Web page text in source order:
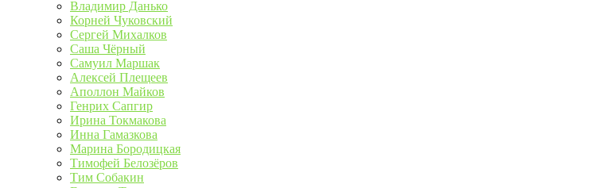
Владимир Данько
Корней Чуковский
Сергей Михалков
Саша Чёрный
Самуил Маршак
Алексей Плещеев
Аполлон Майков
Генрих Сапгир
Ирина Токмакова
Инна Гамазкова
Марина Бородицкая
Тимофей Белозёров
Тим Собакин